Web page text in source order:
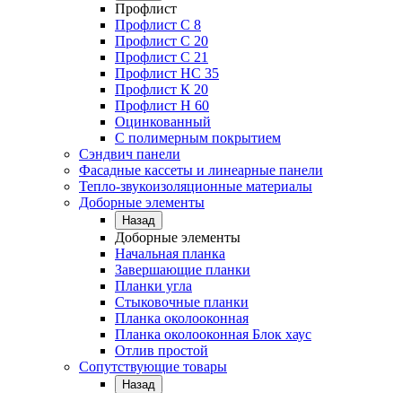
Профлист
Профлист С 8
Профлист С 20
Профлист C 21
Профлист НС 35
Профлист К 20
Профлист Н 60
Оцинкованный
С полимерным покрытием
Сэндвич панели
Фасадные кассеты и линеарные панели
Тепло-звукоизоляционные материалы
Доборные элементы
Назад
Доборные элементы
Начальная планка
Завершающие планки
Планки угла
Стыковочные планки
Планка околооконная
Планка околооконная Блок хаус
Отлив простой
Сопутствующие товары
Назад